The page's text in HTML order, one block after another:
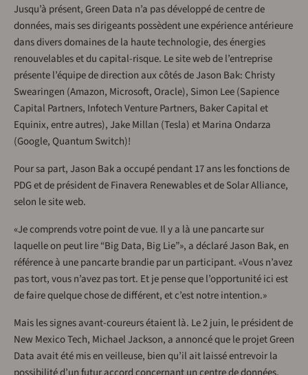
Jusqu’à présent, Green Data n’a pas développé de centre de
données, mais ses dirigeants possèdent une expérience antérieure
dans divers domaines de la haute technologie, des énergies
renouvelables et du capital-risque. Le site web de l’entreprise
présente l’équipe de direction aux côtés de Jason Bak: Christy
Swearingen (Amazon, Microsoft, Oracle), Simon Lee (Sapience
Capital Partners, Infotech Venture Partners, Baker Capital et
Equinix, entre autres), Jake Millan (Tesla) et Marina Ondarza
(Google, Quantum Switch)!
Pour sa part, Jason Bak a occupé pendant 17 ans les fonctions de
PDG et de président de Finavera Renewables et de Solar Alliance,
selon le site web.
«Je comprends votre point de vue. Il y a là une pancarte sur
laquelle on peut lire “Big Data, Big Lie”», a déclaré Jason Bak, en
référence à une pancarte brandie par un participant. «Vous n’avez
pas tort, vous n’avez pas tort. Et je pense que l’opportunité ici est
de faire quelque chose de différent, et c’est notre intention.»
Mais les signes avant-coureurs étaient là. Le 2 juin, le président de
New Mexico Tech, Michael Jackson, a annoncé que le projet Green
Data avait été mis en veilleuse, bien qu’il ait laissé entrevoir la